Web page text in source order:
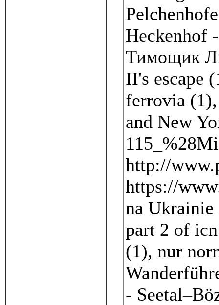
Heckenhof
Тимощик
II's escape
ferrovia (1)
and New
http://
https://
na Ukrainie
part 2 of
(1), nur
-